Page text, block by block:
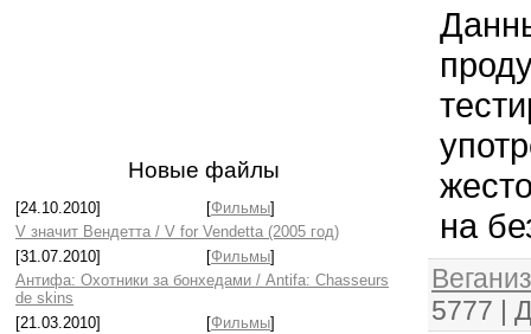
Новые файлы
[24.10.2010] [Фильмы]
V значит Вендетта / V for Vendetta (2005 год)
[31.07.2010]
[Фильмы]
Антифа: Охотники за бонхедами / Antifa: Chasseurs
de skins
[21.03.2010]
[Фильмы]
на
5777 |